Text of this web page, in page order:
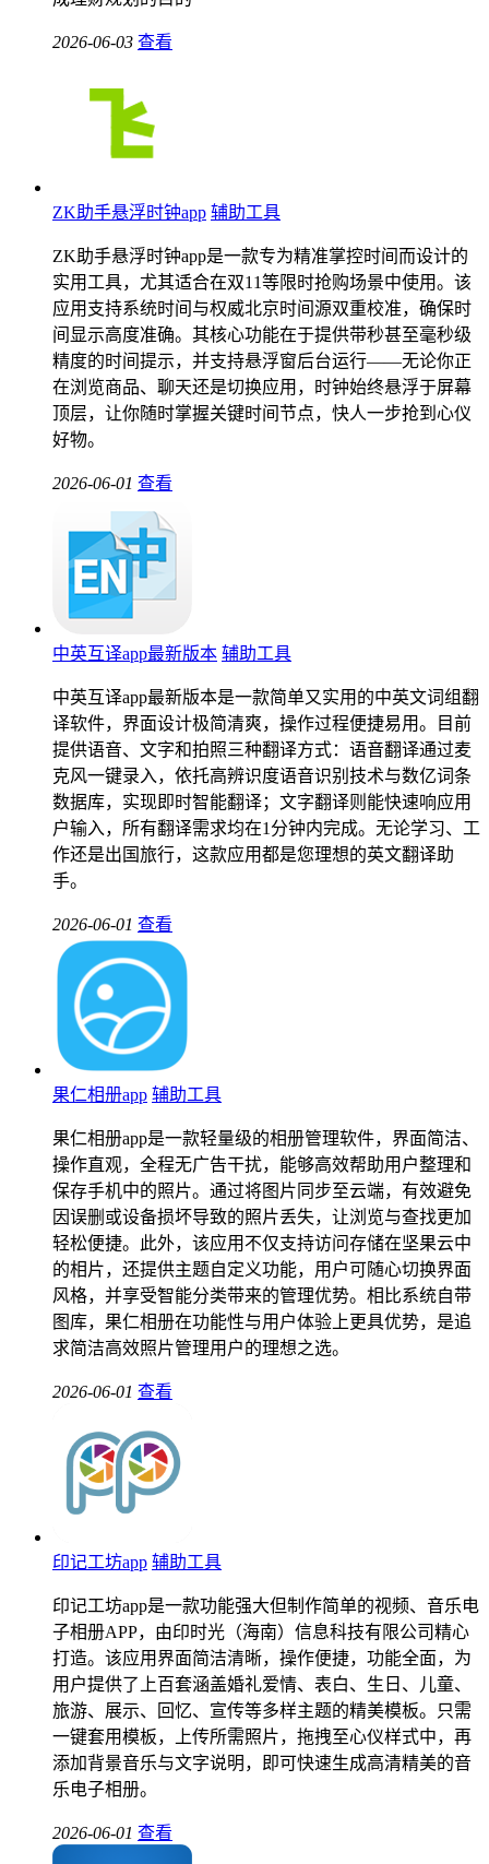
2026-06-03 查看
ZK助手悬浮时钟app 辅助工具
ZK助手悬浮时钟app是一款专为精准掌控时间而设计的
实用工具，尤其适合在双11等限时抢购场景中使用。该
应用支持系统时间与权威北京时间源双重校准，确保时
间显示高度准确。其核心功能在于提供带秒甚至毫秒级
精度的时间提示，并支持悬浮窗后台运行——无论你正
在浏览商品、聊天还是切换应用，时钟始终悬浮于屏幕
顶层，让你随时掌握关键时间节点，快人一步抢到心仪
好物。
2026-06-01 查看
中英互译app最新版本 辅助工具
中英互译app最新版本是一款简单又实用的中英文词组翻
译软件，界面设计极简清爽，操作过程便捷易用。目前
提供语音、文字和拍照三种翻译方式：语音翻译通过麦
克风一键录入，依托高辨识度语音识别技术与数亿词条
数据库，实现即时智能翻译；文字翻译则能快速响应用
户输入，所有翻译需求均在1分钟内完成。无论学习、工
作还是出国旅行，这款应用都是您理想的英文翻译助
手。
2026-06-01 查看
果仁相册app 辅助工具
果仁相册app是一款轻量级的相册管理软件，界面简洁、
操作直观，全程无广告干扰，能够高效帮助用户整理和
保存手机中的照片。通过将图片同步至云端，有效避免
因误删或设备损坏导致的照片丢失，让浏览与查找更加
轻松便捷。此外，该应用不仅支持访问存储在坚果云中
的相片，还提供主题自定义功能，用户可随心切换界面
风格，并享受智能分类带来的管理优势。相比系统自带
图库，果仁相册在功能性与用户体验上更具优势，是追
求简洁高效照片管理用户的理想之选。
2026-06-01 查看
印记工坊app 辅助工具
印记工坊app是一款功能强大但制作简单的视频、音乐电
子相册APP，由印时光（海南）信息科技有限公司精心
打造。该应用界面简洁清晰，操作便捷，功能全面，为
用户提供了上百套涵盖婚礼爱情、表白、生日、儿童、
旅游、展示、回忆、宣传等多样主题的精美模板。只需
一键套用模板，上传所需照片，拖拽至心仪样式中，再
添加背景音乐与文字说明，即可快速生成高清精美的音
乐电子相册。
2026-06-01 查看